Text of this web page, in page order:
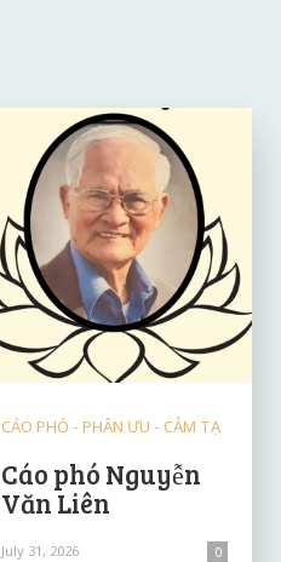
CÁO PHÓ - PHÂN ƯU - CẢM TẠ
Cáo phó Nguyễn
Văn Liên
July 31, 2026 0